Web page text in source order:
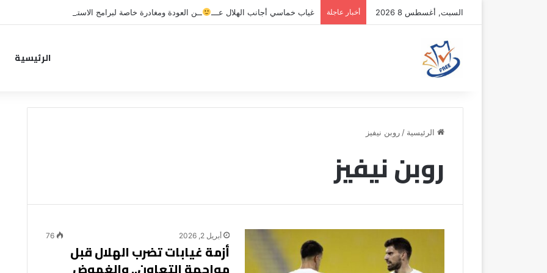
السبت, أغسطس 8 2026 أخبار عاجلة غياب خماسي أجانب الهلال عـــ ــن العودة ومغادرة خاصة لبرامج الاستشفاء والتأهيل
الرئيسية
الرئيسية / روبن نيفيز
روبن نيفيز
أبريل 2, 2026 76
أزمة غيابات تضرب الهلال قبل